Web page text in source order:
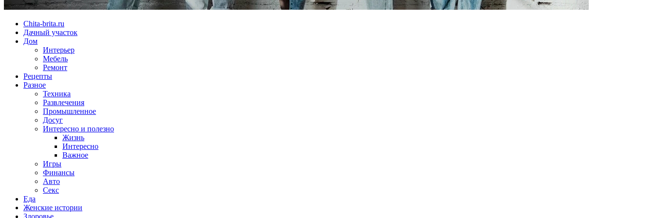
Chita-brita.ru
Дачный участок
Дом
Интерьер
Мебель
Ремонт
Рецепты
Разное
Техника
Развлечения
Промышленное
Досуг
Интересно и полезно
Жизнь
Интересно
Важное
Игры
Финансы
Авто
Секс
Еда
Женские истории
Здоровье